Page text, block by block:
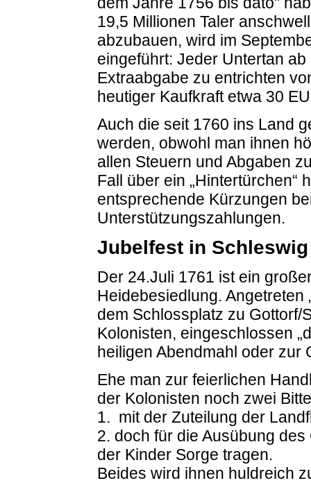
19,5 Millionen Taler
abzubauen, wird im
eingeführt: Jeder Untertan
Extraabgabe zu entrichten
heutiger Kaufkraft etwa 30
Auch die seit 1760 ins Land
werden, obwohl man ihnen
allen Steuern und Abgaben
Fall über ein „Hintertürchen“
entsprechende Kürzungen
Unterstützungszahlungen.
Jubelfest in Schleswig
Der 24.Juli 1761 ist ein
Heidebesiedlung. Angetreten
dem Schlossplatz zu
Kolonisten, eingeschlossen
heiligen Abendmahl oder zur
Ehe man zur feierlichen
der Kolonisten noch zwei
1. mit der Zuteilung der
2. doch für die Ausübung
der Kinder Sorge tragen.
Beides wird ihnen huldreich